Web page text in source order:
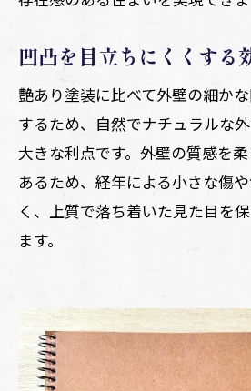
凹凸を目立ちにくくする
艶あり塗装に比べて外壁の細か
するため、自然でナチュラルな
大きな利点です。外壁の質感を
あるため、経年による小さな傷
く、上質で落ち着いた見た目を
ます。